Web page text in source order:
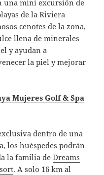
una mini excursión de
de la Riviera
cenotes de la zona,
llena de minerales
y ayudan a
la piel y mejorar
Mujeres Golf & Spa
dentro de una
los huéspedes podrán
la familia deDreams
. A solo 16 km al